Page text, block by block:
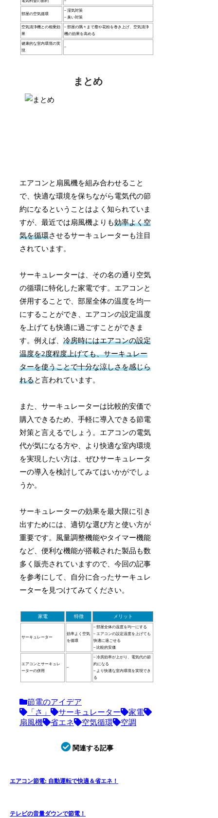
部屋の空気循環
– 湿気対策
– 臭い対策
空気清浄機との相乗効
果
– 部屋の隅々まで塵や花粉を巻き上げ、空気清浄
機の効果を高める
健康的な室内環境の実
現
–
まとめ
エアコンと扇風機を組み合わせること
で、快適な環境を保ちながら電気代の節
約になるということはよく知られていま
すが、最近では扇風機よりも効率よく空
気を循環させるサーキュレーターも注目
されています。
サーキュレーターは、その名の通り空気
の循環に特化した家電です。エアコンと
併用することで、部屋全体の温度を均一
にすることができ、エアコンの設定温度
を上げても快適に過ごすことができま
す。例えば、冷房時にはエアコンの設定
温度を2度程度上げても、サーキュレー
ターを使うことで十分な涼しさを感じら
れると言われています。
また、サーキュレーターは比較的安価で
購入できるため、手軽に導入できる節電
対策と言えるでしょう。エアコンの電気
代が気になる方や、より快適な室内環境
を実現したい方は、ぜひサーキュレータ
ーの導入を検討してみてはいかがでしょ
うか。
サーキュレーターの効果を最大限に引き
出すためには、適切な選び方と使い方が
重要です。風量調整機能やタイマー機能
など、便利な機能が搭載された製品も数
多く販売されていますので、今回の記事
を参考にして、自分に合ったサーキュレ
ーターを見つけてみてください。
家電 特徴 メリット
サーキュレーター
効率よく空気
を循環
– 部屋全体の温度を均一にする
– エアコンの設定温度を上げても
快適に過ごせる
– 比較的安価
エアコンとサーキュレ
ーターの併用
–
– 冷房効率が上がり、電気代の節
約になる
– より快適な室内環境を実現でき
る
節電のアイデア
「さ」
サーキュレーター
家電
扇風機
省エネ 空気循環 空調
関連する記事
エアコン節電: 自動運転で快適＆省エネ！
テレビの音量ダウンで節電！